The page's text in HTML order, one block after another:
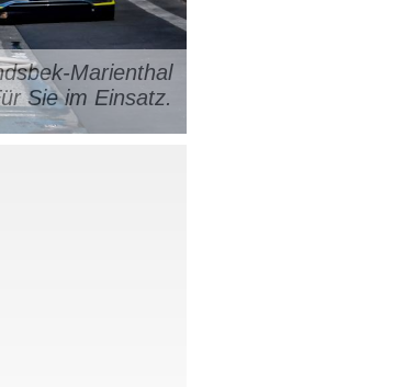
Marienthal
Sie im Einsatz.